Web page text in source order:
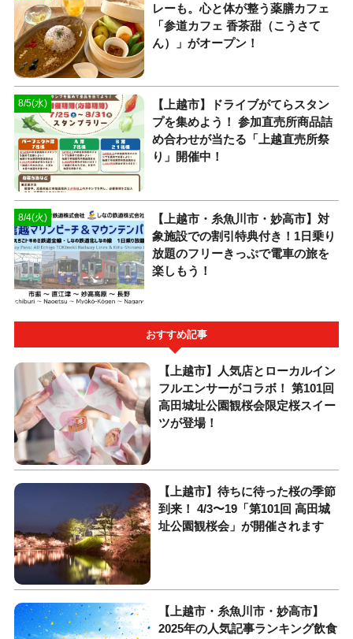
レーも。心と体が整う薬膳カフェ
「参道カフェ 香茶甜（こうさて
ん）」がオープン！
8/5(水)
【上越市】ドライブがてらスタン
プを集めよう！ 参加直売所商品詰
め合わせが当たる「上越直売所祭
り」開催中！
8/4(火)
【上越市・糸魚川市・妙高市】対
象施設での割引特典付き！1日乗り
放題のフリーきっぷで電車の旅を
楽しもう！
おすすめ記事
【上越市】人気店とローカルイン
フルエンサーがコラボ！ 第101回
高田城址公園観桜会限定桜スイー
ツが登場！
【上越市】待ちに待った桜の季節
到来！ 4/3〜19「第101回 高田城
址公園観桜会」が開催されます
【上越市・糸魚川市・妙高市】
2025年の人気記事ランキング飲食